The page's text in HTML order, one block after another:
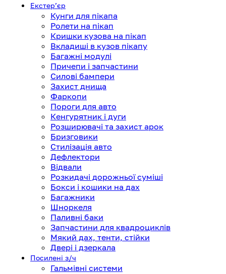
Екстерʼєр
Кунги для пікапа
Ролети на пікап
Кришки кузова на пікап
Вкладиші в кузов пікапу
Багажні модулі
Причепи і запчастини
Силові бампери
Захист днища
Фаркопи
Пороги для авто
Кенгурятник і дуги
Розширювачі та захист арок
Бризговики
Стилізація авто
Дефлектори
Відвали
Розкидачі дорожньої суміші
Бокси і кошики на дах
Багажники
Шноркеля
Паливні баки
Запчастини для квадроциклів
Мякий дах, тенти, стійки
Двері і дзеркала
Посилені з/ч
Гальмівні системи